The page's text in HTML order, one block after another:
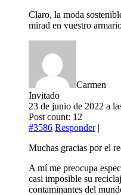
Claro, la moda
mirad en vuestro
Carmen
Invitado
23 de junio de 2022 a
Post count: 12
#3586 Responder|
Muchas gracias por el
A mí me preocupa
casi imposible su
contaminantes del